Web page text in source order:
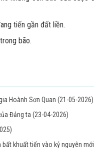
tiến gần đất liền.
bão.
Hoành Sơn Quan (21-05-2026)
Đảng ta (23-04-2026)
bất khuất tiến vào kỷ nguyên mới